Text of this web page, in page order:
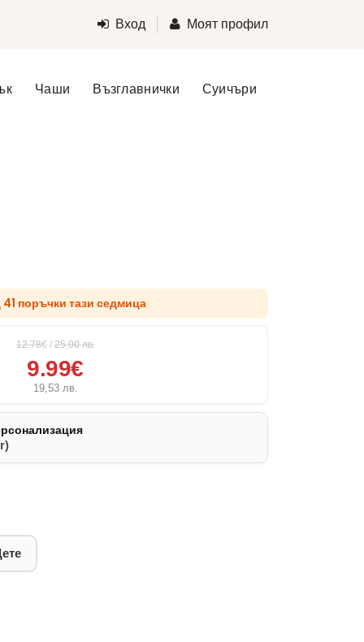
Вход Моят профил
Чаши Възглавнички Суичъри
поръчки тази седмица
12.78€ / 25,00лв.
9.99€
19,53 лв.